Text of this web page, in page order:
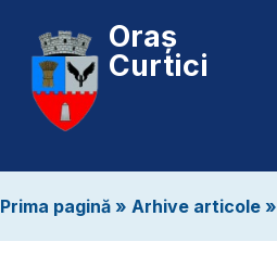
Oraș
Curtici
Prima pagină » Arhive articole »